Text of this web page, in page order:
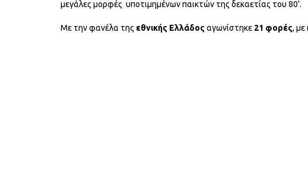
μεγάλες μορφές υποτιμημένων παικτών της δεκαετίας του 80’.
Με την φανέλα της εθνικής Ελλάδος αγωνίστηκε 21 φορές, με